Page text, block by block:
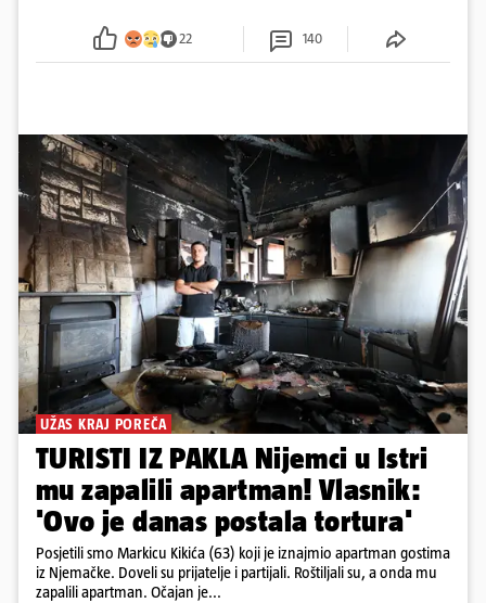
22 140
UŽAS KRAJ POREČA
TURISTI IZ PAKLA Nijemci u Istri
mu zapalili apartman! Vlasnik:
'Ovo je danas postala tortura'
Posjetili smo Markicu Kikića (63) koji je iznajmio apartman gostima
iz Njemačke. Doveli su prijatelje i partijali. Roštiljali su, a onda mu
zapalili apartman. Očajan je...